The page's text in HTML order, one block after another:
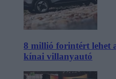
8 millió forintért lehet
kínai villanyautó